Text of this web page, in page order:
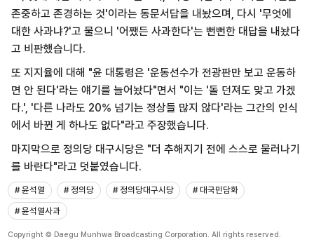
존중하고 존경하는 것'이라는 동문서답을 내놨으며, 다시 '무엇에
대한 사과냐?'고 물으니 '어쨌든 사과한다'는 뻔뻔한 대답을 내놨다
고 비판했습니다.
또 지지율에 대해 "윤 대통령은 '운동선수가 전광판만 보고 운동하
면 안 된다'라는 얘기를 늘어놨다"면서 "이는 '돌 던져도 맞고 가겠
다.', '다른 나라도 20% 넘기는 정상들 많지 않다'라는 그간의 인식
에서 바뀐 게 하나도 없다"라고 주장했습니다.
마지막으로 정의당 대구시당은 "더 추해지기 전에 스스로 물러나기
를 바란다"라고 덧붙였습니다.
# 윤석열 # 정의당 # 정의당대구시당
# 대국민담화
# 윤석열사과
Copyright © Daegu Munhwa Broadcasting Corporation. All rights reserved.